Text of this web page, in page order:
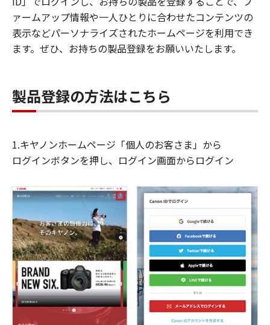
ァームアップ情報や一人ひとりに合わせたコンテンツの
表示などパーソナライズされたホームページを利用でき
ます。ぜひ、お持ちの製品登録をお願いいたします。
製品登録の方法はこちら
1.キヤノンホームページ「個人のお客さま」から
ログインボタンを押し、ログイン画面からログイン